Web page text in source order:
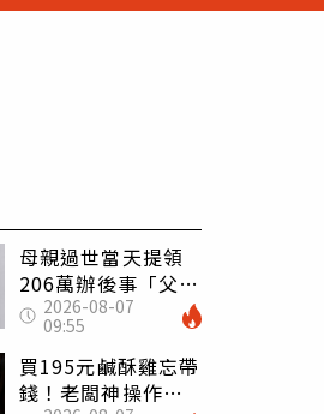
母親過世當天提領
206萬辦後事「父子
遭判刑」 律師：
搶錢先下手是罪
2026-08-07
09:55
買195元鹹酥雞忘帶
錢！老闆神操作